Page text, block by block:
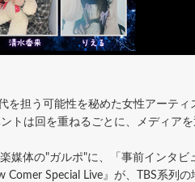
担う可能性を秘めた女性アーティ
トは回を重ねるごとに、メディア
体の"ガルポ"に、「事前インタビ
Special Live』が、TBS系列